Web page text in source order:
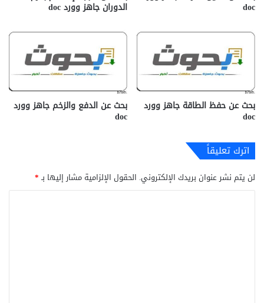
doc الدوران جاهز وورد doc
بحث عن حفظ الطاقة جاهز وورد
doc
بحث عن الدفع والزخم جاهز وورد
doc
اترك تعليقاً
لن يتم نشر عنوان بريدك الإلكتروني. الحقول الإلزامية مشار إليها بـ*